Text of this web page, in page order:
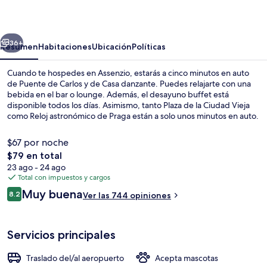
Siguiente
36+
ResumenHabitacionesUbicaciónPolíticas
Cuando te hospedes en Assenzio, estarás a cinco minutos en auto
de Puente de Carlos y de Casa danzante. Puedes relajarte con una
bebida en el bar o lounge. Además, el desayuno buffet está
disponible todos los días. Asimismo, tanto Plaza de la Ciudad Vieja
como Reloj astronómico de Praga están a solo unos minutos en auto.
como el personal amable. Hay opciones de transporte público a una
corta distancia a pie: Zvonařka Stop está a 5 minutos y Bruselská
Stop está a 6 minutos.
$67 por noche
El
precio
total
es
de
$79 en total
23 ago - 24 ago
Total con impuestos y cargos
Opiniones
8.28.2 de 10,
Muy buenaVer las 744 opiniones
Servicios principales
Traslado del/al aeropuerto
Acepta mascotas